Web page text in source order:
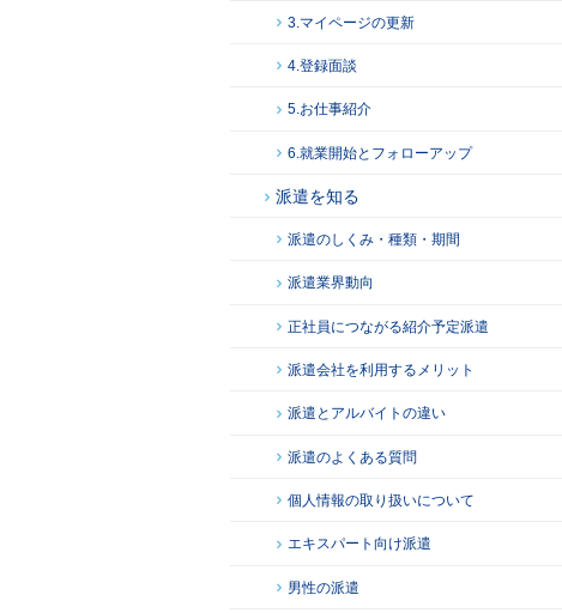
3.マイページの更新
4.登録面談
5.お仕事紹介
6.就業開始とフォローアップ
派遣を知る
派遣のしくみ・種類・期間
派遣業界動向
正社員につながる紹介予定派遣
派遣会社を利用するメリット
派遣とアルバイトの違い
派遣のよくある質問
個人情報の取り扱いについて
エキスパート向け派遣
男性の派遣